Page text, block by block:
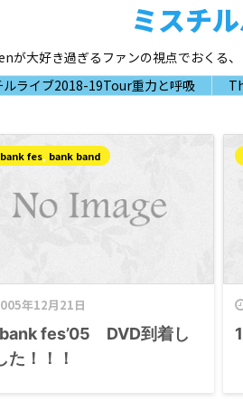
ミスチ
が大好き過ぎるファンの視点でおくる
ルライブ2018-19Tour重力と呼吸
年12月21日
fes, bank band
fes’05 DVD到着し
た！！！